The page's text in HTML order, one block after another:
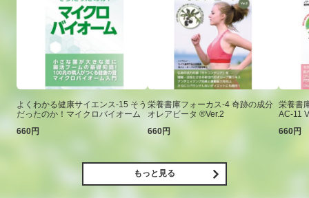
よくわかる健康サイエンス-15 そう
だったのか！マイクロバイオーム
660円
栄養書庫フォーカス-4 奇跡の成分
オレアビータ ®Ver.2
660円
栄養書
AC-11
660円
もっと見る